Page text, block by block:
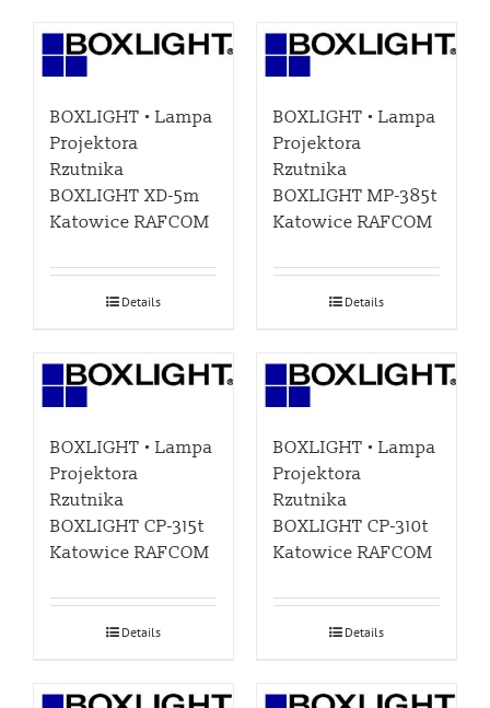
BOXLIGHT • Lampa
Projektora
Rzutnika
BOXLIGHT XD-5m
Katowice RAFCOM
Details
BOXLIGHT • Lampa
Projektora
Rzutnika
BOXLIGHT MP-385t
Katowice RAFCOM
Details
BOXLIGHT • Lampa
Projektora
Rzutnika
BOXLIGHT CP-315t
Katowice RAFCOM
Details
BOXLIGHT • Lampa
Projektora
Rzutnika
BOXLIGHT CP-310t
Katowice RAFCOM
Details